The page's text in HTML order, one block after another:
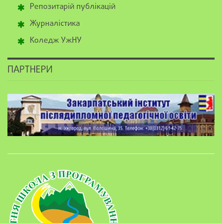
Репозитарій публікацій
Журналістика
Коледж УжНУ
ПАРТНЕРИ